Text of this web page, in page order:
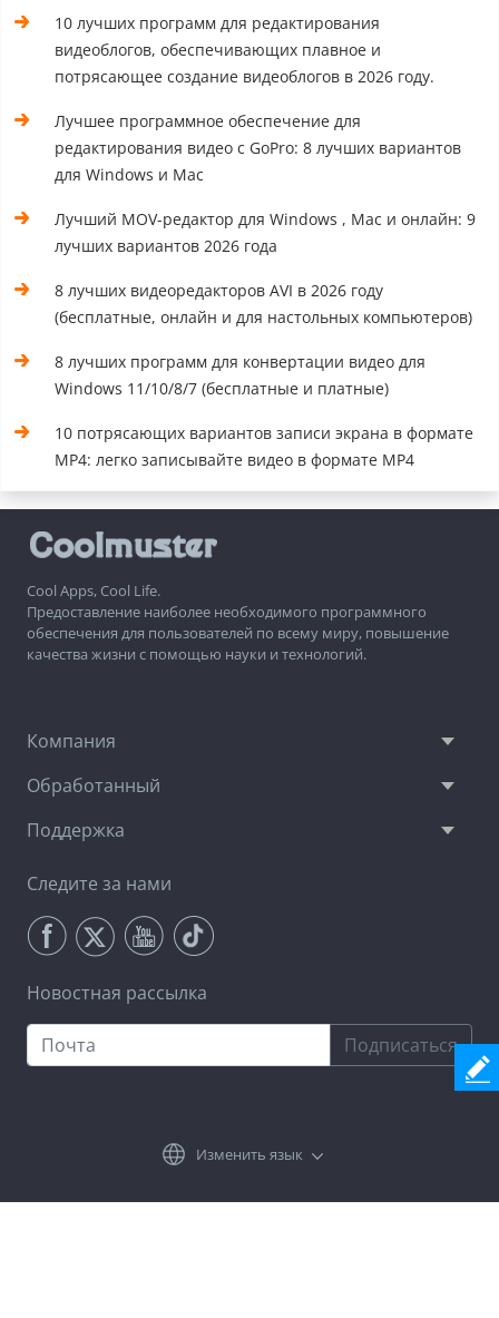
10 лучших программ для редактирования
видеоблогов, обеспечивающих плавное и
потрясающее создание видеоблогов в 2026 году.
Лучшее программное обеспечение для
редактирования видео с GoPro: 8 лучших вариантов
для Windows и Mac
Лучший MOV-редактор для Windows , Mac и онлайн: 9
лучших вариантов 2026 года
8 лучших видеоредакторов AVI в 2026 году
(бесплатные, онлайн и для настольных компьютеров)
8 лучших программ для конвертации видео для
Windows 11/10/8/7 (бесплатные и платные)
10 потрясающих вариантов записи экрана в формате
MP4: легко записывайте видео в формате MP4
Cool Apps, Cool Life.
Предоставление наиболее необходимого программного
обеспечения для пользователей по всему миру, повышение
качества жизни с помощью науки и технологий.
Компания
Обработанный
Поддержка
Следите за нами
Новостная рассылка
Подписаться
Изменить язык